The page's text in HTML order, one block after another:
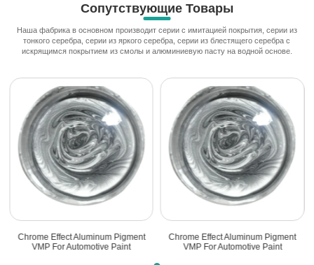
Сопутствующие Товары
Наша фабрика в основном производит серии с имитацией покрытия, серии из
тонкого серебра, серии из яркого серебра, серии из блестящего серебра с
искрящимся покрытием из смолы и алюминиевую пасту на водной основе.
Chrome Effect Aluminum Pigment
VMP For Automotive Paint
Chrome Effect Aluminum Pigment
VMP For Automotive Paint